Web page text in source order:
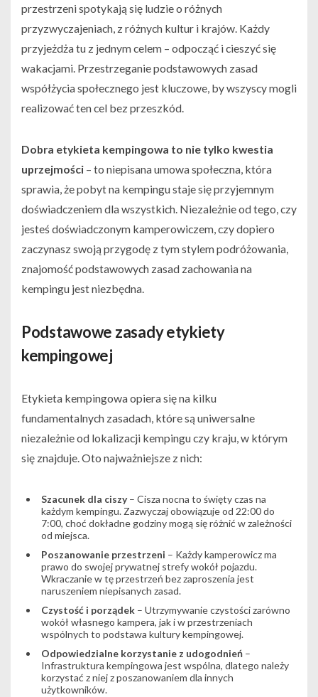
przestrzeni spotykają się ludzie o różnych
przyzwyczajeniach, z różnych kultur i krajów. Każdy
przyjeżdża tu z jednym celem – odpocząć i cieszyć się
wakacjami. Przestrzeganie podstawowych zasad
współżycia społecznego jest kluczowe, by wszyscy mogli
realizować ten cel bez przeszkód.
Dobra etykieta kempingowa to nie tylko kwestia
uprzejmości – to niepisana umowa społeczna, która
sprawia, że pobyt na kempingu staje się przyjemnym
doświadczeniem dla wszystkich. Niezależnie od tego, czy
jesteś doświadczonym kamperowiczem, czy dopiero
zaczynasz swoją przygodę z tym stylem podróżowania,
znajomość podstawowych zasad zachowania na
kempingu jest niezbędna.
Podstawowe zasady etykiety
kempingowej
Etykieta kempingowa opiera się na kilku
fundamentalnych zasadach, które są uniwersalne
niezależnie od lokalizacji kempingu czy kraju, w którym
się znajduje. Oto najważniejsze z nich:
Szacunek dla ciszy– Cisza nocna to święty czas na
każdym kempingu. Zazwyczaj obowiązuje od 22:00 do
7:00, choć dokładne godziny mogą się różnić w zależności
od miejsca.
Poszanowanie przestrzeni – Każdy kamperowicz ma
prawo do swojej prywatnej strefy wokół pojazdu.
Wkraczanie w tę przestrzeń bez zaproszenia jest
naruszeniem niepisanych zasad.
Czystość i porządek– Utrzymywanie czystości zarówno
wokół własnego kampera, jak i w przestrzeniach
wspólnych to podstawa kultury kempingowej.
Odpowiedzialne korzystanie z udogodnień–
Infrastruktura kempingowa jest wspólna, dlatego należy
korzystać z niej z poszanowaniem dla innych
użytkowników.